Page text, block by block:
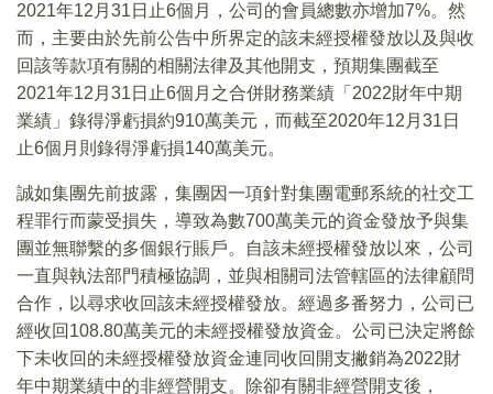
2021年12月31日止6個月，公司的會員總數亦增加7%。然
而，主要由於先前公告中所界定的該未經授權發放以及與收
回該等款項有關的相關法律及其他開支，預期集團截至
2021年12月31日止6個月之合併財務業績「2022財年中期
業績」錄得淨虧損約910萬美元，而截至2020年12月31日
止6個月則錄得淨虧損140萬美元。
誠如集團先前披露，集團因一項針對集團電郵系統的社交工
程罪行而蒙受損失，導致為數700萬美元的資金發放予與集
團並無聯繫的多個銀行賬戶。自該未經授權發放以來，公司
一直與執法部門積極協調，並與相關司法管轄區的法律顧問
合作，以尋求收回該未經授權發放。經過多番努力，公司已
經收回108.80萬美元的未經授權發放資金。公司已決定將餘
下未收回的未經授權發放資金連同收回開支撇銷為2022財
年中期業績中的非經營開支。除卻有關非經營開支後，